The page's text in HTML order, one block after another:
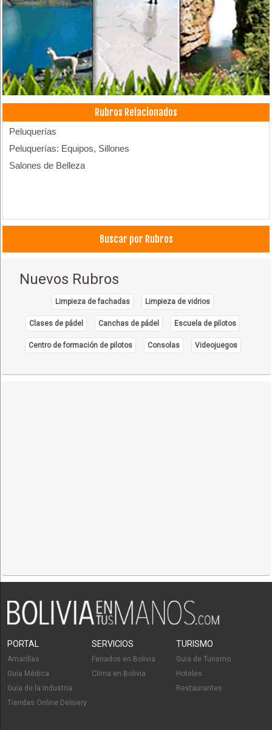
Rubros Relacionados
Peluquerías
Peluquerías: Equipos, Sillones
Salones de Belleza
Buscar por Rubros
Nuevos Rubros
Limpieza de fachadas Limpieza de vidrios
Clases de pádel Canchas de pádel Escuela de pilotos
Centro de formación de pilotos Consolas Videojuegos
PORTAL
Amarillas
Guía Médica
Guía de la Industria
Tiendas Online Delivery
SERVICIOS
Feriados en Bolivia
Clima en Bolivia
TURISMO
Guía de Turismo
Hoteles
Restaurantes